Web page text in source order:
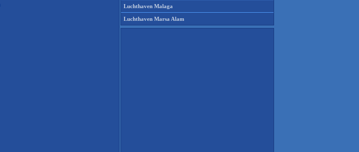
Luchthaven Malaga
Luchthaven Marsa Alam